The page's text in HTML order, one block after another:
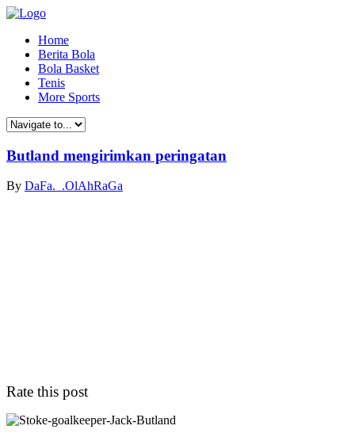
Home
Berita Bola
Bola Basket
Tenis
More Sports
Butland mengirimkan peringatan
By DaFa._.OlAhRaGa
Rate this post